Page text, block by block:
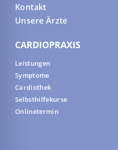
Kontakt
Unsere Ärzte
CARDIOPRAXIS
Leistungen
Symptome
Cardiothek
Selbsthilfekurse
Onlinetermin